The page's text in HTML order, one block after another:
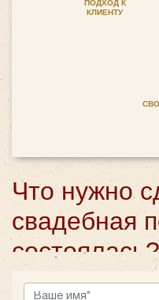
КЛИЕНТУ
Что нужно
свадебная
состоялась?
Если вы хотите взять